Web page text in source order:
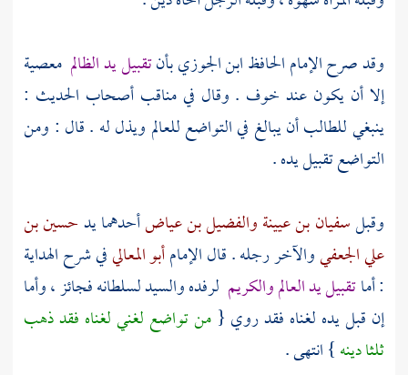
وقد صرح الإمام الحافظابن الجوزيبأنتقبيل يد الظالم معصية
إلا أن يكون عند خوف . وقال في مناقب أصحاب الحديث :
ينبغي للطالب أن يبالغ في التواضع للعالم ويذل له . قال : ومن
التواضع تقبيل يده .
وقبلسفيان بن عيينةوالفضيل بن عياضأحدهما يدحسين بن
علي الجعفيوالآخر رجله . قال الإمامأبو المعاليفي شرح الهداية
: أماتقبيل يد العالم والكريم لرفده والسيد لسلطانه فجائز ، وأما
إن قبل يده لغناه فقد روي {من تواضع لغني لغناه فقد ذهب
ثلثا دينه} انتهى .